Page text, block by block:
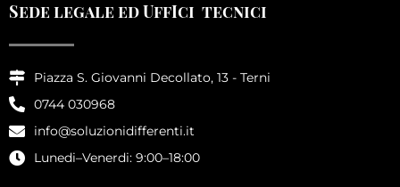
Sede legale ed UffIci tecnici
Piazza S. Giovanni Decollato, 13 - Terni
0744 030968
info@soluzionidifferenti.it
Lunedi–Venerdi: 9:00–18:00